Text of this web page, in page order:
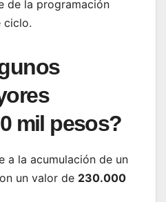
de la programación
ciclo.
mil pesos?
a la acumulación de un
un valor de 230.000